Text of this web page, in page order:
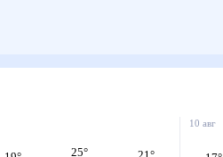
25°
10 авг